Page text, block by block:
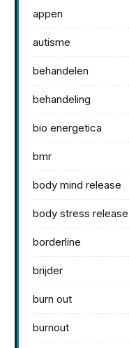
appen
autisme
behandelen
behandeling
bio energetica
bmr
body mind release
body stress release
borderline
brijder
burn out
burnout